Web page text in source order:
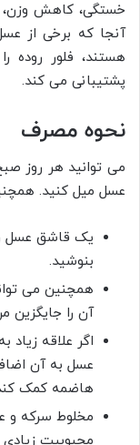
خستگی، کاهش وزن،
آنجا که برخی از
هستند، فلور روده
پشتیبانی می کند.
نحوه مصرف
می توانید هر روز
عسل میل کنید.
یک قاشق عسل
بنوشید.
همچنین می
آن را جایگزین
اگر علاقه
عسل به آن
هاضمه کمک
مخلوط سرکه و